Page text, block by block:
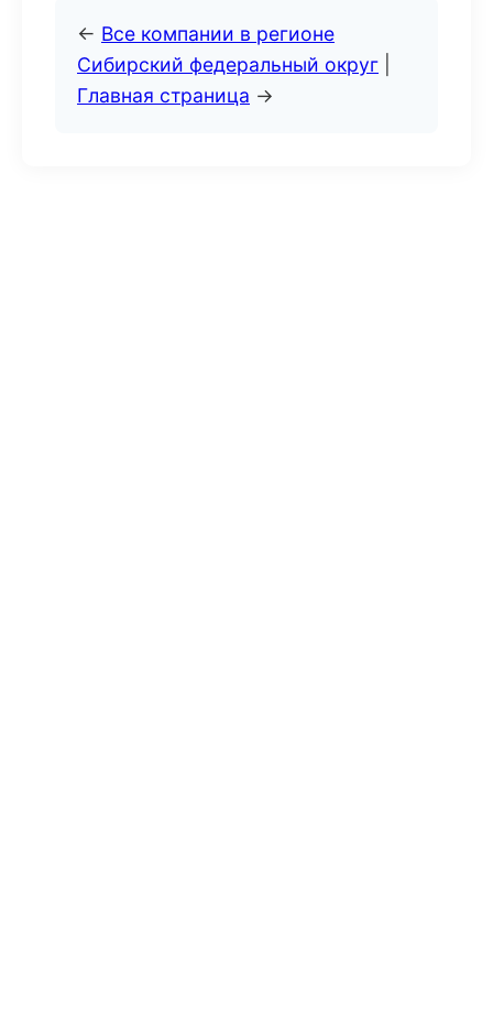
← Все компании в регионе
Сибирский федеральный округ
Главная страница →